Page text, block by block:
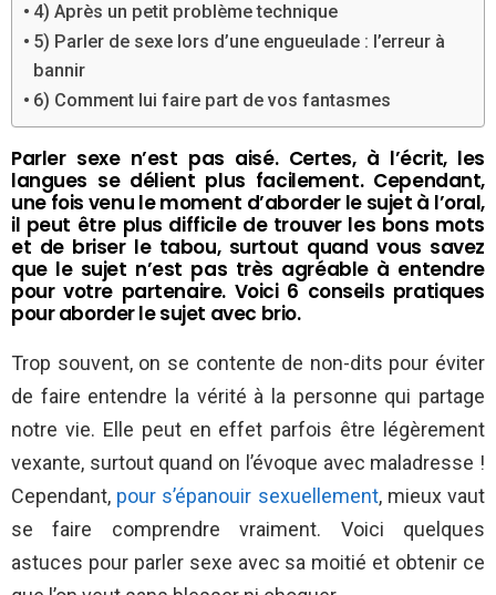
4) Après un petit problème technique
5) Parler de sexe lors d’une engueulade : l’erreur à
bannir
6) Comment lui faire part de vos fantasmes
Parler sexe n’est pas aisé. Certes, à l’écrit, les
langues se délient plus facilement. Cependant,
une fois venu le moment d’aborder le sujet à l’oral,
il peut être plus difficile de trouver les bons mots
et de briser le tabou, surtout quand vous savez
que le sujet n’est pas très agréable à entendre
pour votre partenaire. Voici 6 conseils pratiques
pour aborder le sujet avec brio.
Trop souvent, on se contente de non-dits pour éviter
de faire entendre la vérité à la personne qui partage
notre vie. Elle peut en effet parfois être légèrement
vexante, surtout quand on l’évoque avec maladresse !
Cependant, pour s’épanouir sexuellement, mieux vaut
se faire comprendre vraiment. Voici quelques
astuces pour parler sexe avec sa moitié et obtenir ce